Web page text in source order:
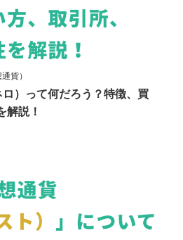
貨）
）って何だろう？特徴、買
解説！